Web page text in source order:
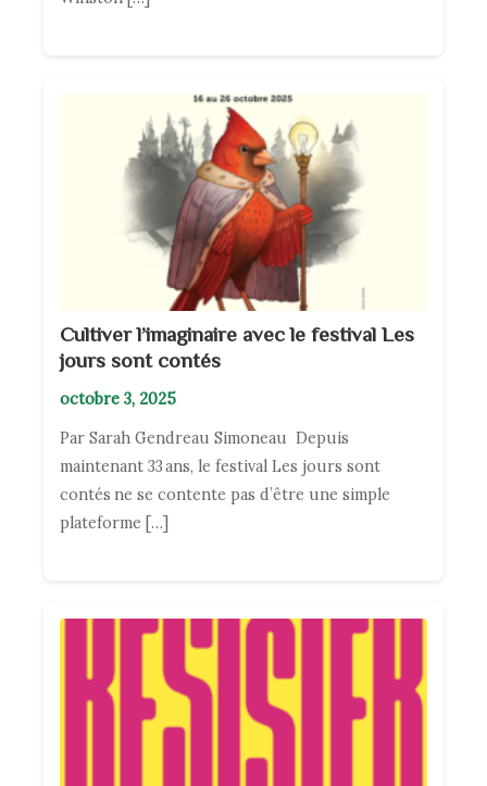
Cultiver l’imaginaire avec le festival Les
jours sont contés
octobre 3, 2025
Par Sarah Gendreau Simoneau Depuis
maintenant 33 ans, le festival Les jours sont
contés ne se contente pas d’être une simple
plateforme […]